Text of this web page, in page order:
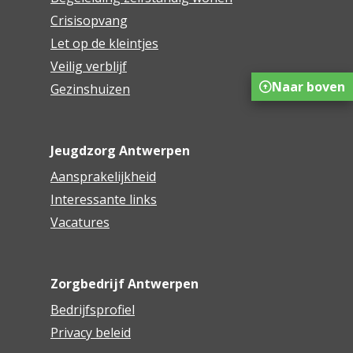
Crisisopvang
Let op de kleintjes
Veilig verblijf
Gezinshuizen
Jeugdzorg Antwerpen
Aansprakelijkheid
Interessante links
Vacatures
Zorgbedrijf Antwerpen
Bedrijfsprofiel
Privacy beleid
Naar boven